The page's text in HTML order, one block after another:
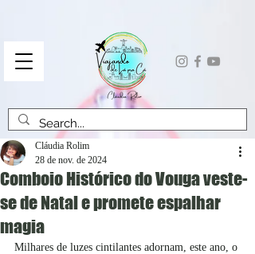
Comboio Histórico do Vouga veste-
se de Natal e promete espalhar
magia
Cláudia Rolim
28 de nov. de 2024
Milhares de luzes cintilantes adornam, este ano, o